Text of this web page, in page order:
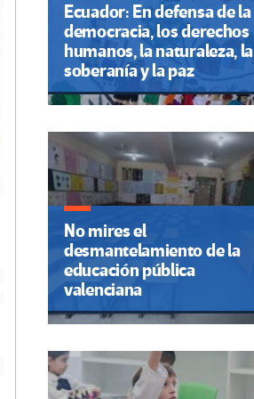
Ecuador: En defensa de la
democracia, los derechos
humanos, la naturaleza, la
soberanía y la paz
No mires el
desmantelamiento de la
educación pública
valenciana